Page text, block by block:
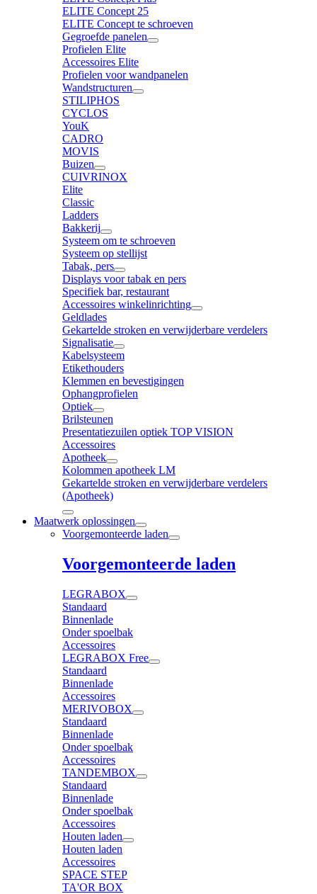
ELITE Concept 25
ELITE Concept te schroeven
Gegroefde panelen
Profielen Elite
Accessoires Elite
Profielen voor wandpanelen
Wandstructuren
STILIPHOS
CYCLOS
YouK
CADRO
MOVIS
Buizen
CUIVRINOX
Elite
Classic
Ladders
Bakkerij
Systeem om te schroeven
Systeem op stellijst
Tabak, pers
Displays voor tabak en pers
Specifiek bar, restaurant
Accessoires winkelinrichting
Geldlades
Gekartelde stroken en verwijderbare verdelers
Signalisatie
Kabelsysteem
Etikethouders
Klemmen en bevestigingen
Ophangprofielen
Optiek
Brilsteunen
Presentatiezuilen optiek TOP VISION
Accessoires
Apotheek
Kolommen apotheek LM
Gekartelde stroken en verwijderbare verdelers
(Apotheek)
Maatwerk oplossingen
Voorgemonteerde laden
Voorgemonteerde laden
LEGRABOX
Standaard
Binnenlade
Onder spoelbak
Accessoires
LEGRABOX Free
Standaard
Binnenlade
Accessoires
MERIVOBOX
Standaard
Binnenlade
Onder spoelbak
Accessoires
TANDEMBOX
Standaard
Binnenlade
Onder spoelbak
Accessoires
Houten laden
Houten laden
Accessoires
SPACE STEP
TA'OR BOX